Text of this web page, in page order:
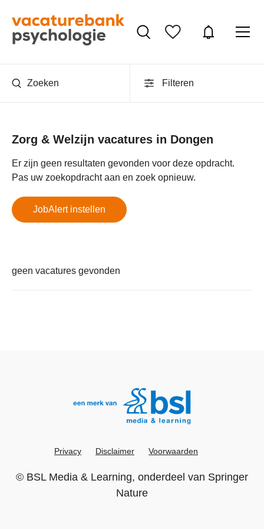
Zoeken Filteren
Zorg & Welzijn vacatures in Dongen
Er zijn geen resultaten gevonden voor deze opdracht.
Pas uw zoekopdracht aan en zoek opnieuw.
JobAlert instellen
geen vacatures gevonden
Privacy Disclaimer Voorwaarden
© BSL Media & Learning, onderdeel van Springer
Nature